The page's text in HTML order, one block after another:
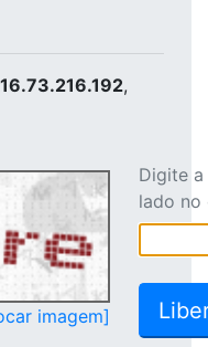
,
imagem]
Digite
lado no